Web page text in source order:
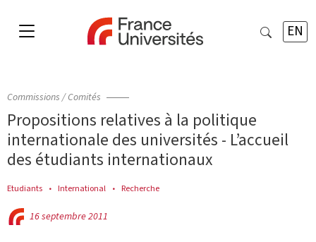
EN
Commissions / Comités
Propositions relatives à la politique
internationale des universités - L’accueil
des étudiants internationaux
Etudiants International Recherche
16 septembre 2011